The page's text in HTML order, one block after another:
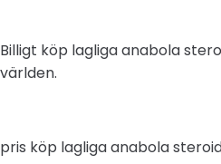
Billigt köp lagliga anabola
världen.
pris köp lagliga anabola